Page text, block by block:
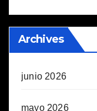
Archives
junio 2026
mayo 2026